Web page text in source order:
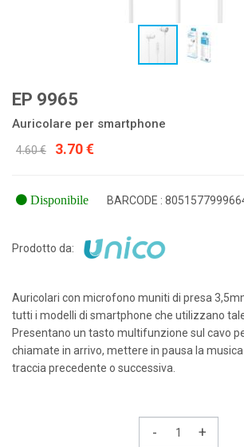
EP 9965
Auricolare per smartphone
4.60 € 3.70 €
Disponibile BARCODE :
Prodotto da:
Auricolari con microfono muniti di presa
tutti i modelli di smartphone che utilizzano
Presentano un tasto multifunzione sul cavo
chiamate in arrivo, mettere in pausa la
traccia precedente o successiva.
- +